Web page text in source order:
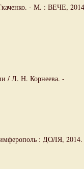
- М. : ВЕЧЕ,
/ Л. Н. Корнеева. -
: ДОЛЯ, 2014.